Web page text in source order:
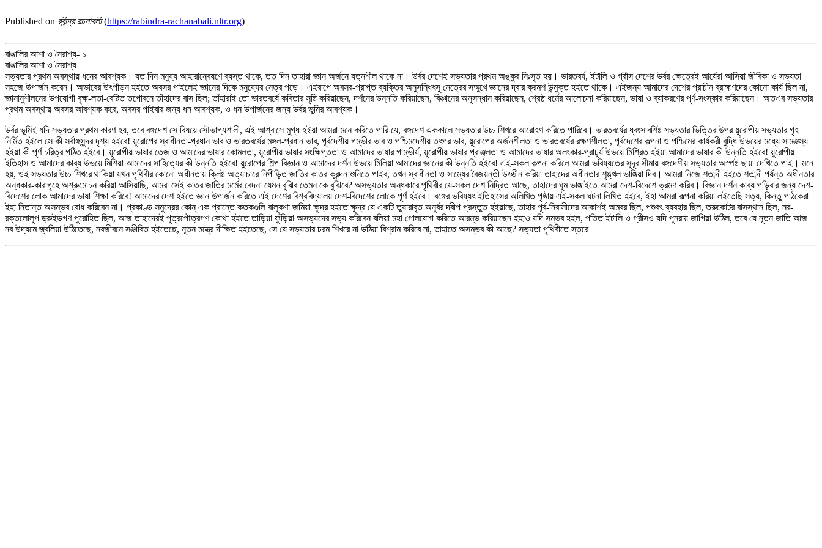
Published on রবীন্দ্র রচনাবলী(https://rabindra-rachanabali.nltr.org)
বাঙালির আশা ও নৈরাশ্য- ১
বাঙালির আশা ও নৈরাশ্য
সভ্যতার প্রথম অবস্থায় ধনের আবশ্যক। যত দিন মনুষ্য আহারান্বেষণে ব্যস্ত থাকে, তত দিন তাহারা জ্ঞান অর্জনে যত্নশীল থাকে না। উর্বর দেশেই সভ্যতার প্রথম অঙ্কুর নিঃসৃত হয়। ভারতবর্ষ, ইটালি ও গ্রীস দেশের উর্বর ক্ষেত্রেই আর্যেরা আসিয়া জীবিকা ও সভ্যতা
সহজে উপার্জন করেন। অভাবের উৎপীড়ন হইতে অবসর পাইলেই জ্ঞানের দিকে মনুষ্যের নেত্র পড়ে। এইরূপে অবসর-প্রাপ্ত ব্যক্তির অনুসন্ধিৎসু নেত্রের সম্মুখে জ্ঞানের দ্বার ক্রমশ উন্মুক্ত হইতে থাকে। এইজন্য আমাদের দেশের প্রাচীন ব্রাহ্মণদের কোনো কার্য ছিল না,
জ্ঞানানুশীলনের উপযোগী বৃক্ষ-লতা-বেষ্টিত তপোবনে তাঁহাদের বাস ছিল; তাঁহারাই তো ভারতবর্ষে কবিতার সৃষ্টি করিয়াছেন, দর্শনের উন্নতি করিয়াছেন, বিঞ্চানের অনুসন্ধান করিয়াছেন, শ্রেষ্ঠ ধর্মের আলোচনা করিয়াছেন, ভাষা ও ব্যাকরণের পূর্ণ-সংস্কার করিয়াছেন। অতএব সভ্যতার
প্রথম অবস্থায় অবসর আবশ্যক করে, অবসর পাইবার জন্য ধন আবশ্যক, ও ধন উপার্জনের জন্য উর্বর ভূমির আবশ্যক।
উর্বর ভূমিই যদি সভ্যতার প্রথম কারণ হয়, তবে বঙ্গদেশ সে বিষয়ে সৌভাগ্যশালী, এই আশ্বাসে মুগ্ধ হইয়া আমরা মনে করিতে পারি যে, বঙ্গদেশ এককালে সভ্যতার উচ্চ শিখরে আরোহণ করিতে পারিবে। ভারতবর্ষের ধ্বংসাবশিষ্ট সভ্যতার ভিত্তির উপর য়ুরোপীয় সভ্যতার গৃহ
নির্মিত হইলে সে কী সর্বাঙ্গসুন্দর দৃশ্য হইবে! য়ুরোপের স্বাধীনতা-প্রধান ভাব ও ভারতবর্ষের মঙ্গল-প্রধান ভাব, পূর্বদেশীয় গম্ভীর ভাব ও পশ্চিমদেশীয় তৎপর ভাব, য়ুরোপের অর্জনশীলতা ও ভারতবর্ষের রক্ষণশীলতা, পূর্বদেশের কল্পনা ও পশ্চিমের কার্যকরী বুদ্ধি উভয়ের মধ্যে সামঞ্জস্য
হইয়া কী পূর্ণ চরিত্র গঠিত হইবে। য়ুরোপীয় ভাষার তেজ ও আমাদের ভাষার কোমলতা, য়ুরোপীয় ভাষার সংক্ষিপ্ততা ও আমাদের ভাষার গাম্ভীর্য, য়ুরোপীয় ভাষার প্রাঞ্জলতা ও আমাদের ভাষার অলংকার-প্রাচুর্য উভয়ে মিশ্রিত হইয়া আমাদের ভাষার কী উন্নতি হইবে! য়ুরোপীয়
ইতিহাস ও আমাদের কাব্য উভয়ে মিশিয়া আমাদের সাহিত্যের কী উন্নতি হইবে! য়ুরোপের শিল্প বিজ্ঞান ও আমাদের দর্শন উভয়ে মিলিয়া আমাদের জ্ঞানের কী উন্নতি হইবে! এই-সকল কল্পনা করিলে আমরা ভবিষ্যতের সুদূর সীমায় বঙ্গদেশীয় সভ্যতার অস্পষ্ট ছায়া দেখিতে পাই। মনে
হয়, ওই সভ্যতার উচ্চ শিখরে থাকিয়া যখন পৃথিবীর কোনো অধীনতায় ক্লিষ্ট অত্যাচারে নিপীড়িত জাতির কাতর ক্রন্দন শুনিতে পাইব, তখন স্বাধীনতা ও সাম্যের বৈজয়ন্তী উড্ডীন করিয়া তাহাদের অধীনতার শৃঙ্খল ভাঙিয়া দিব। আমরা নিজে শতাব্দী হইতে শতাব্দী পর্যন্ত অধীনতার
অন্ধকার-কারাগৃহে অশ্রুমোচন করিয়া আসিয়াছি, আমরা সেই কাতর জাতির মর্মের বেদনা যেমন বুঝিব তেমন কে বুঝিবে? অসভ্যতার অন্ধকারে পৃথিবীর যে-সকল দেশ নিদ্রিত আছে, তাহাদের ঘুম ভাঙাইতে আমরা দেশ-বিদেশে ভ্রমণ করিব। বিজ্ঞান দর্শন কাব্য পড়িবার জন্য দেশ-
বিদেশের লোক আমাদের ভাষা শিক্ষা করিবে! আমাদের দেশ হইতে জ্ঞান উপার্জন করিতে এই দেশের বিশ্ববিদ্যালয় দেশ-বিদেশের লোকে পূর্ণ হইবে। বঙ্গের ভবিষ্যৎ ইতিহাসের অলিখিত পৃষ্ঠায় এই-সকল ঘটনা লিখিত হইবে, ইহা আমরা কল্পনা করিয়া লইতেছি সত্য, কিন্তু পাঠকেরা
ইহা নিতান্ত অসম্ভব বোধ করিবেন না। প্রকাণ্ড সমুদ্রের কোন্‌ এক প্রান্তে কতকগুলি বালুকণা জমিয়া ক্ষুদ্র হইতে ক্ষুদ্র যে একটি তুষারাবৃত অনুর্বর দ্বীপ প্রস্তুত হইয়াছে, তাহার পূর্ব-নিবাসীদের আকাশই অম্বর ছিল, পশুবৎ ব্যবহার ছিল, তরুকোটর বাসস্থান ছিল, নর-
রক্তলোলুপ ড্রুইডগণ পুরোহিত ছিল, আজ তাহাদেরই পুত্রপৌত্রগণ কোথা হইতে তাড়িয়া ফুঁড়িয়া অসভ্যদের সভ্য করিবেন বলিয়া মহা গোলযোগ করিতে আরম্ভ করিয়াছেন ইহাও যদি সম্ভব হইল, পতিত ইটালি ও গ্রীসও যদি পুনরায় জাগিয়া উঠিল, তবে যে নূতন জাতি আজ
নব উদ্যমে জ্বলিয়া উঠিতেছে, নবজীবনে সঞ্জীবিত হইতেছে, নূতন মন্ত্রে দীক্ষিত হইতেছে, সে যে সভ্যতার চরম শিখরে না উঠিয়া বিশ্রাম করিবে না, তাহাতে অসম্ভব কী আছে? সভ্যতা পৃথিবীতে স্তরে